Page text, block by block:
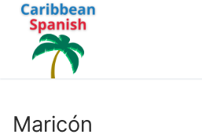
Skip
content
Maricón